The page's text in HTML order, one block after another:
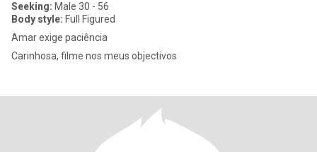
Seeking: Male 30 - 56
Body style: Full Figured
Amar exige paciência
Carinhosa, filme nos meus objectivos